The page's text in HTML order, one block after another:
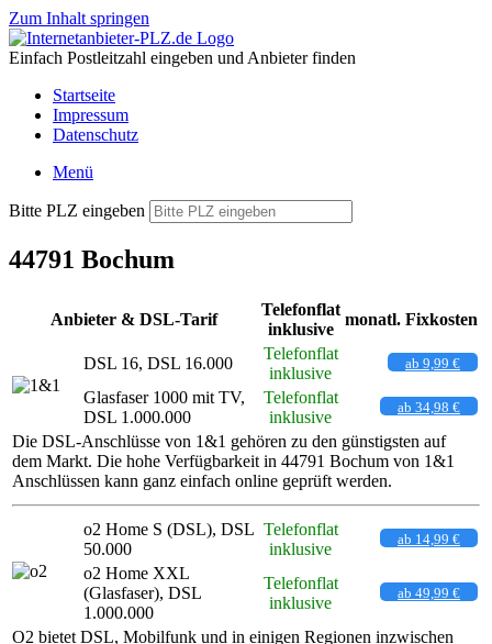
Zum Inhalt springen
Einfach Postleitzahl eingeben und Anbieter finden
Startseite
Impressum
Datenschutz
Menü
Bitte PLZ eingeben
44791 Bochum
Anbieter & DSL-Tarif
Telefonflat
inklusive
monatl. Fixkosten
DSL 16, DSL 16.000
Telefonflat
inklusive
ab 9,99 €
Glasfaser 1000 mit TV,
DSL 1.000.000
Telefonflat
inklusive
ab 34,98 €
Die DSL-Anschlüsse von 1&1 gehören zu den günstigsten auf
dem Markt. Die hohe Verfügbarkeit in 44791 Bochum von 1&1
Anschlüssen kann ganz einfach online geprüft werden.
o2 Home S (DSL), DSL
50.000
Telefonflat
inklusive
ab 14,99 €
o2 Home XXL
(Glasfaser), DSL
1.000.000
Telefonflat
inklusive
ab 49,99 €
O2 bietet DSL, Mobilfunk und in einigen Regionen inzwischen